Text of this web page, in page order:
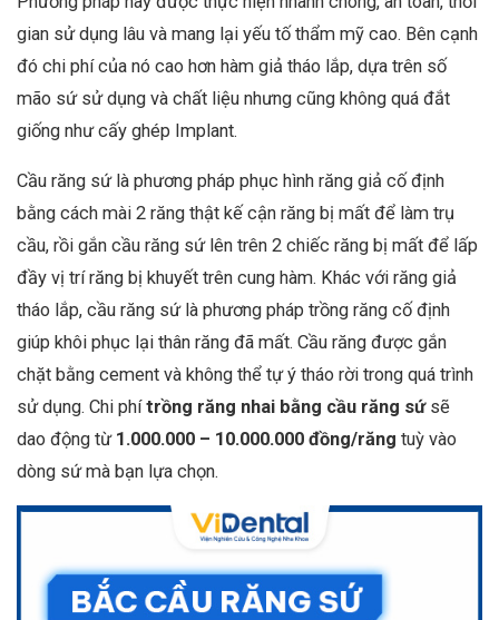
gian sử dụng lâu và mang lại yếu tố thẩm mỹ cao. Bên cạnh
đó chi phí của nó cao hơn hàm giả tháo lắp, dựa trên số
mão sứ sử dụng và chất liệu nhưng cũng không quá đắt
giống như cấy ghép Implant.
Cầu răng sứ là phương pháp phục hình răng giả cố định
bằng cách mài 2 răng thật kế cận răng bị mất để làm trụ
cầu, rồi gắn cầu răng sứ lên trên 2 chiếc răng bị mất để lấp
đầy vị trí răng bị khuyết trên cung hàm. Khác với răng giả
tháo lắp, cầu răng sứ là phương pháp trồng răng cố định
giúp khôi phục lại thân răng đã mất. Cầu răng được gắn
chặt bằng cement và không thể tự ý tháo rời trong quá trình
sử dụng. Chi phítrồng răng nhai bằng cầu răng sứsẽ
dao động từ 1.000.000 – 10.000.000 đồng/răng tuỳ vào
dòng sứ mà bạn lựa chọn.